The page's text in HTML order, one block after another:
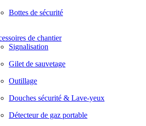
Bottes de sécurité
de chantier
Signalisation
Gilet de sauvetage
Outillage
Douches sécurité & Lave-yeux
Détecteur de gaz portable